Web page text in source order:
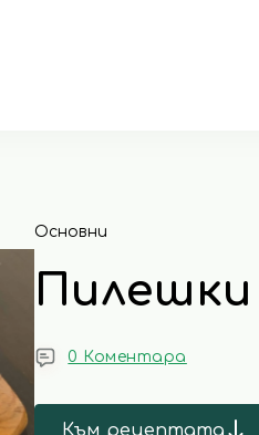
Основни
Пилешки
0 Коментара
Към рецептата